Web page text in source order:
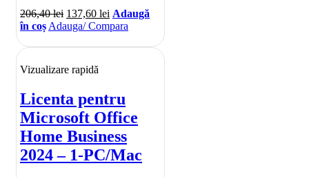
206,40lei 137,60 lei Adaugă
în coș Adauga/ Compara
Vizualizare rapidă
Licenta pentru
Microsoft Office
Home Business
2024 – 1-PC/Mac